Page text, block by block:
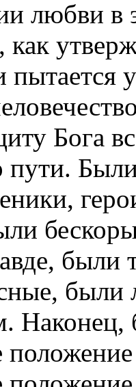
любви
как
пытается
Бога
пути.
были
были
Наконец,